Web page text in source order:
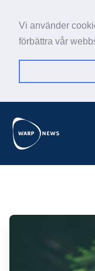
Vi använder
förbättra vår